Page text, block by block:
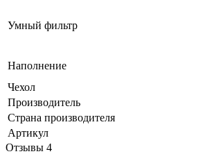
Умный фильтр
Наполнение
Чехол
Производитель
Страна производителя
Артикул
Отзывы 4